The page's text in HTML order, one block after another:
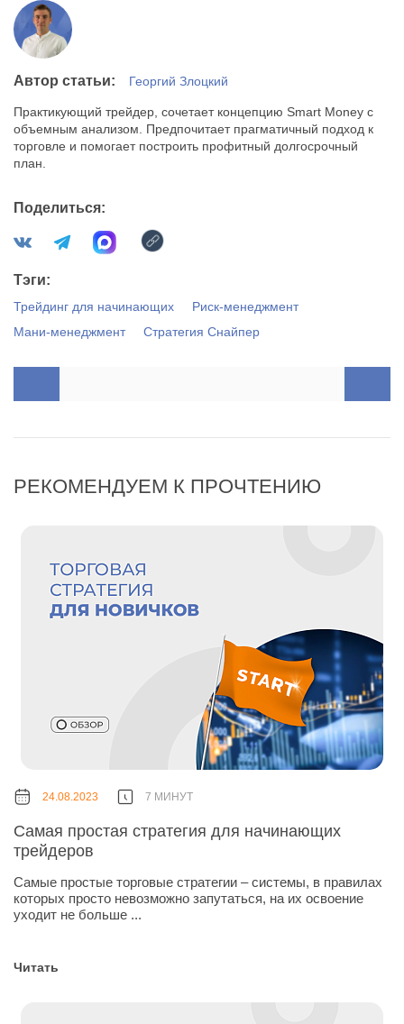
Автор статьи: Георгий Злоцкий
Практикующий трейдер, сочетает концепцию Smart Money с
объемным анализом. Предпочитает прагматичный подход к
торговле и помогает построить профитный долгосрочный
план.
Поделиться:
Тэги:
Трейдинг для начинающих
Риск-менеджмент
Мани-менеджмент
Стратегия Снайпер
РЕКОМЕНДУЕМ К ПРОЧТЕНИЮ
24.08.2023 7 МИНУТ
Самая простая стратегия для начинающих
трейдеров
Самые простые торговые стратегии – системы, в правилах
которых просто невозможно запутаться, на их освоение
уходит не больше ...
Читать